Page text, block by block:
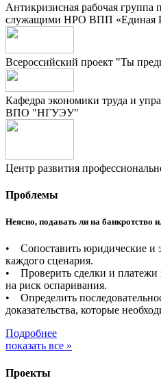
Антикризисная рабочая группа
служащими НРО ВПП «Единая
Всероссийский проект "Ты
Кафедра экономики труда и
ВПО "НГУЭУ"
Центр развития
Проблемы
Неясно, подавать ли на банкротство
• Сопоставить юридические и
каждого сценария.
• Проверить сделки и
на риск оспаривания.
• Определить
доказательства, которые
Подробнее
показать все »
Проекты